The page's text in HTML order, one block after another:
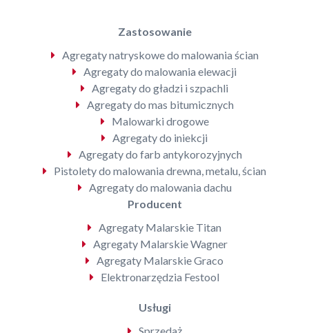
Zastosowanie
Agregaty natryskowe do malowania ścian
Agregaty do malowania elewacji
Agregaty do gładzi i szpachli
Agregaty do mas bitumicznych
Malowarki drogowe
Agregaty do iniekcji
Agregaty do farb antykorozyjnych
Pistolety do malowania drewna, metalu, ścian
Agregaty do malowania dachu
Producent
Agregaty Malarskie Titan
Agregaty Malarskie Wagner
Agregaty Malarskie Graco
Elektronarzędzia Festool
Usługi